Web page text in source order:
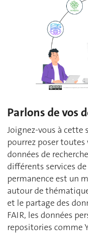
Parlons de vos
Joignez-vous à cette
pourrez poser toutes
données de
différents services
permanence est un
autour de
et le partage des
FAIR, les données
repositories comme